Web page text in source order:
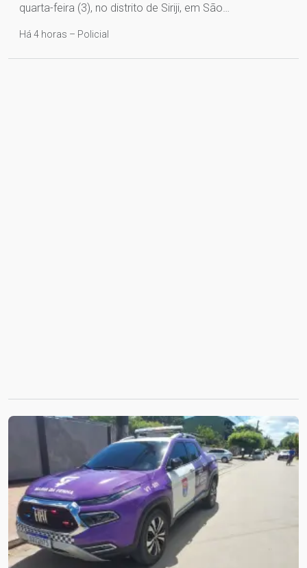
quarta-feira (3), no distrito de Siriji, em São…
Há 4 horas – Policial